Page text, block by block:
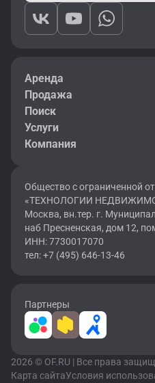
Аренда
Продажа
Поиск
Услуги
Компания
Общество с ограниченной
«ТЕХНОЛОГИИ
Москва, вн.тер. г.
наб Пресненская, дом 12,
ИНН: 7730017070
тел: +7 (495) 646-13-46
Партнеры
2026 © OF.RU | Все права
Карта сайтаУсловия